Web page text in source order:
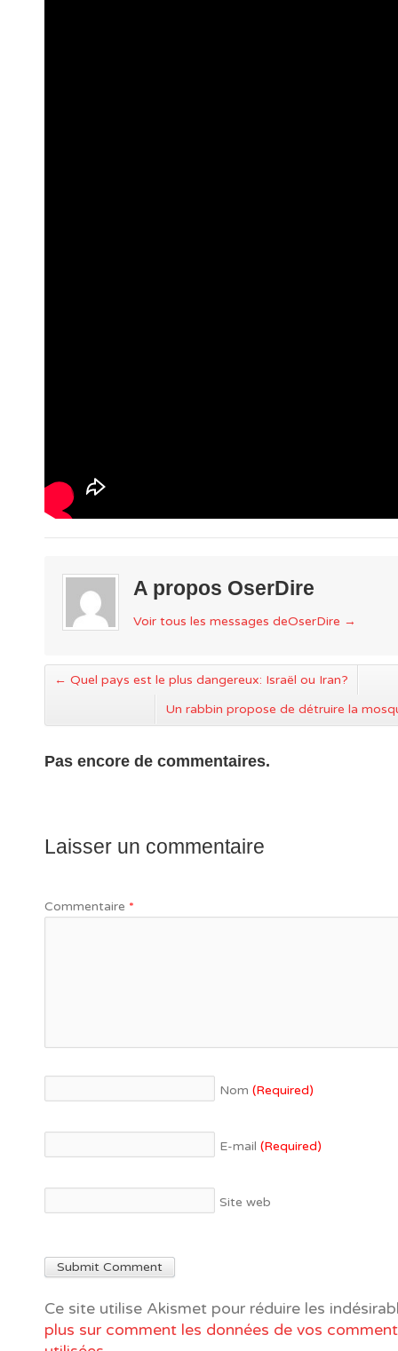
A propos OserDire
Voir tous les messages deOserDire →
← Quel pays est le plus dangereux: Israël ou Iran?
Un rabbin propose de détruire la
Pas encore de commentaires.
Laisser un commentaire
Commentaire *
Nom (Required)
E-mail (Required)
Site web
Ce site utilise Akismet pour réduire les
plus sur comment les données de vos